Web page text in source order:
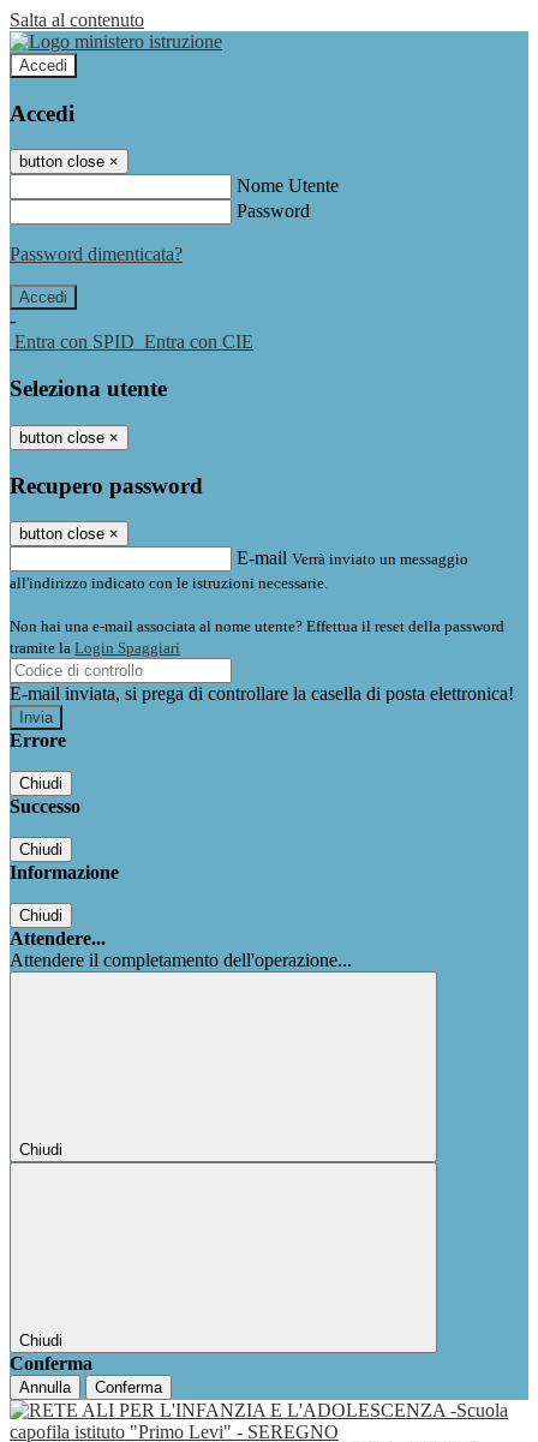
Salta al contenuto
Accedi
Accedi
button close ×
Nome Utente
Password
Password dimenticata?
-
Entra con SPID Entra con CIE
Seleziona utente
button close ×
Recupero password
button close ×
E-mail Verrà inviato un messaggio
all'indirizzo indicato con le istruzioni necessarie.
Non hai una e-mail associata al nome utente? Effettua il reset della password
tramite la Login Spaggiari
E-mail inviata, si prega di controllare la casella di posta elettronica!
Errore
Chiudi
Successo
Chiudi
Informazione
Chiudi
Attendere...
Attendere il completamento dell'operazione...
Chiudi
Chiudi
Conferma
Annulla Conferma